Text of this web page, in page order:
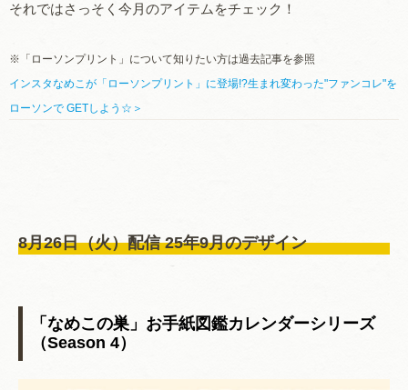
それではさっそく今月のアイテムをチェック！
※「ローソンプリント」について知りたい方は過去記事を参照
インスタなめこが「ローソンプリント」に登場!?生まれ変わった"ファンコレ"を
ローソンで GETしよう☆＞
8月26日（火）配信 25年9月のデザイン
「なめこの巣」お手紙図鑑カレンダーシリーズ
（Season 4）